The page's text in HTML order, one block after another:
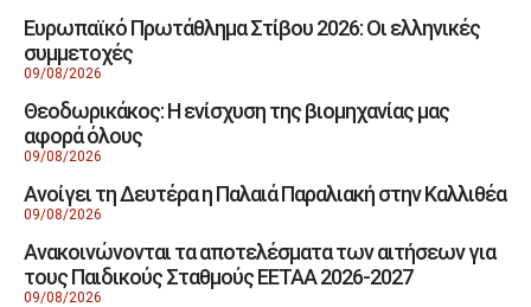
Ευρωπαϊκό Πρωτάθλημα Στίβου 2026: Οι ελληνικές
συμμετοχές
09/08/2026
Θεοδωρικάκος: Η ενίσχυση της βιομηχανίας μας
αφορά όλους
09/08/2026
Ανοίγει τη Δευτέρα η Παλαιά Παραλιακή στην Καλλιθέα
09/08/2026
Ανακοινώνονται τα αποτελέσματα των αιτήσεων για
τους Παιδικούς Σταθμούς ΕΕΤΑΑ 2026-2027
09/08/2026